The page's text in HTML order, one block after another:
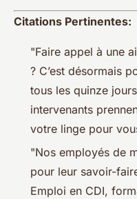
Citations Pertinentes:
"Faire appel à une
? C’est désormais
tous les quinze
intervenants
votre linge pour
"Nos employés de
pour leur savoir-
Emploi en CDI,